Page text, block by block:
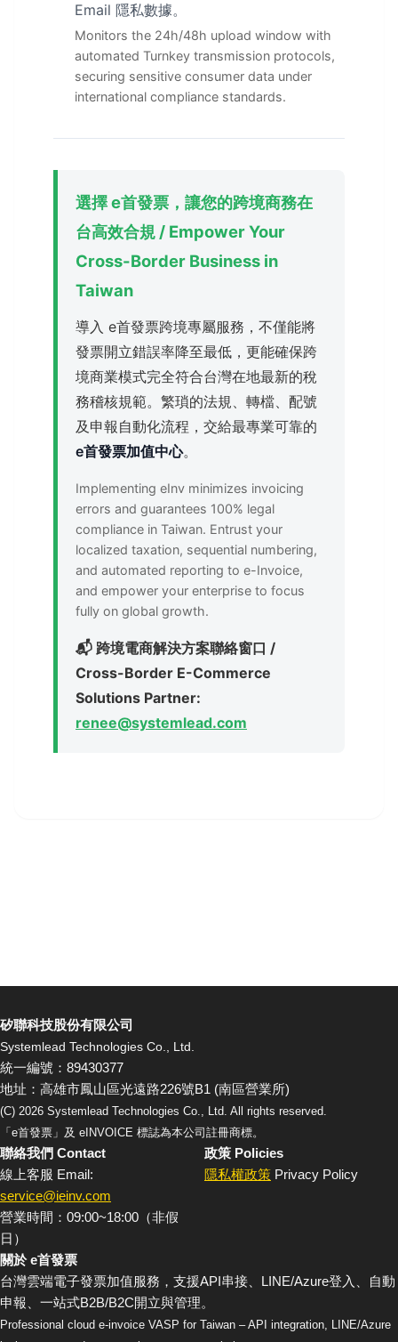
Email 隱私數據。
Monitors the 24h/48h upload window with
automated Turnkey transmission protocols,
securing sensitive consumer data under
international compliance standards.
選擇 e首發票，讓您的跨境商務在
台高效合規 / Empower Your
Cross-Border Business in
Taiwan
導入 e首發票跨境專屬服務，不僅能將
發票開立錯誤率降至最低，更能確保跨
境商業模式完全符合台灣在地最新的稅
務稽核規範。繁瑣的法規、轉檔、配號
及申報自動化流程，交給最專業可靠的
e首發票加值中心。
Implementing eInv minimizes invoicing
errors and guarantees 100% legal
compliance in Taiwan. Entrust your
localized taxation, sequential numbering,
and automated reporting to e-Invoice,
and empower your enterprise to focus
fully on global growth.
📬 跨境電商解決方案聯絡窗口 /
Cross-Border E-Commerce
Solutions Partner:
renee@systemlead.com
矽聯科技股份有限公司
Systemlead Technologies Co., Ltd.
統一編號：89430377
地址：高雄市鳳山區光遠路226號B1 (南區營業所)
(C) 2026 Systemlead Technologies Co., Ltd. All rights reserved.
「e首發票」及 eINVOICE 標誌為本公司註冊商標。
聯絡我們 Contact
線上客服 Email:
service@ieinv.com
營業時間：09:00~18:00（非假
日）
政策 Policies
隱私權政策 Privacy Policy
關於 e首發票
台灣雲端電子發票加值服務，支援API串接、LINE/Azure登入、自動
申報、一站式B2B/B2C開立與管理。
Professional cloud e-invoice VASP for Taiwan – API integration, LINE/Azure